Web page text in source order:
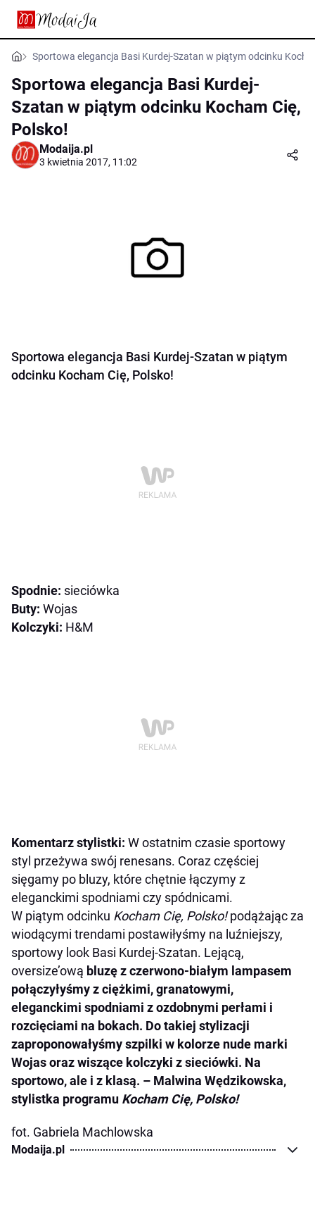
Sportowa elegancja Basi Kurdej-Szatan w piątym odcinku
Sportowa elegancja Basi Kurdej-
Szatan w piątym odcinku Kocham Cię,
Polsko!
Modaija.pl
3 kwietnia 2017, 11:02
Sportowa elegancja Basi Kurdej-Szatan w piątym
odcinku Kocham Cię, Polsko!
Spodnie: sieciówka
Buty: Wojas
Kolczyki: H&M
Komentarz stylistki: W ostatnim czasie sportowy
styl przeżywa swój renesans. Coraz częściej
sięgamy po bluzy, które chętnie łączymy z
eleganckimi spodniami czy spódnicami.
W piątym odcinku Kocham Cię, Polsko!podążając za
wiodącymi trendami postawiłyśmy na luźniejszy,
sportowy look Basi Kurdej-Szatan. Lejącą,
oversize’ową bluzę z czerwono-białym lampasem
połączyłyśmy z ciężkimi, granatowymi,
eleganckimi spodniami z ozdobnymi perłami i
rozcięciami na bokach. Do takiej stylizacji
zaproponowałyśmy szpilki w kolorze nude marki
Wojas oraz wiszące kolczyki z sieciówki. Na
sportowo, ale i z klasą. – Malwina Wędzikowska,
stylistka programu Kocham Cię, Polsko!
fot. Gabriela Machlowska
Modaija.pl